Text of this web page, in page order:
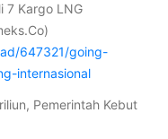
7 Kargo LNG
647321/going-
internasional
Pemerintah Kebut